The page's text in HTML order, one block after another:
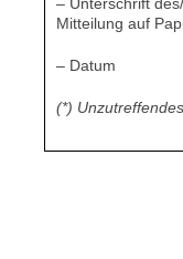
Mitteilung auf
– Datum
(*)